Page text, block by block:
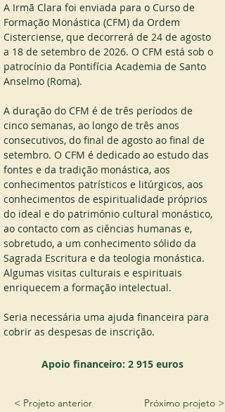
A Irmã Clara foi enviada para o Curso de
Formação Monástica (CFM) da Ordem
Cisterciense, que decorrerá de 24 de agosto
a 18 de setembro de 2026. O CFM está sob o
patrocínio da Pontifícia Academia de Santo
Anselmo (Roma).
A duração do CFM é de três períodos de
cinco semanas, ao longo de três anos
consecutivos, do final de agosto ao final de
setembro. O CFM é dedicado ao estudo das
fontes e da tradição monástica, aos
conhecimentos patrísticos e litúrgicos, aos
conhecimentos de espiritualidade próprios
do ideal e do património cultural monástico,
ao contacto com as ciências humanas e,
sobretudo, a um conhecimento sólido da
Sagrada Escritura e da teologia monástica.
Algumas visitas culturais e espirituais
enriquecem a formação intelectual.
Seria necessária uma ajuda financeira para
cobrir as despesas de inscrição.
Apoio financeiro: 2 915 euros
< Projeto anterior Próximo projeto >